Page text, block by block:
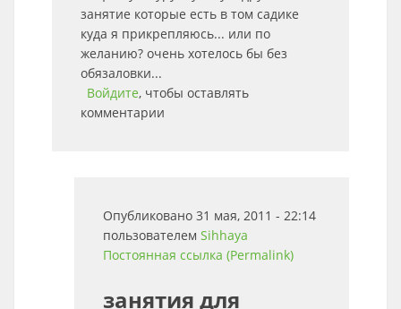
занятие которые есть в том садике
куда я прикрепляюсь... или по
желанию? очень хотелось бы без
обязаловки...
Войдите, чтобы оставлять
комментарии
Опубликовано 31 мая, 2011 - 22:14
пользователем Sihhaya
Постоянная ссылка (Permalink)
занятия для